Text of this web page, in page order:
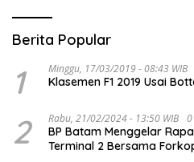
Berita Popular
1 Minggu, 17/03/2019 - 08:43 WIB
Klasemen F1 2019 Usai
2 Rabu, 21/02/2024 - 13:50 WIB
BP Batam Menggelar
Terminal 2 Bersama